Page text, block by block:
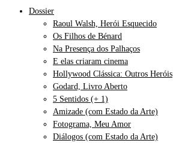
Dossier
Raoul Walsh, Herói Esquecido
Os Filhos de Bénard
Na Presença dos Palhaços
E elas criaram cinema
Hollywood Clássica: Outros Heróis
Godard, Livro Aberto
5 Sentidos (+ 1)
Amizade (com Estado da Arte)
Fotograma, Meu Amor
Diálogos (com Estado da Arte)